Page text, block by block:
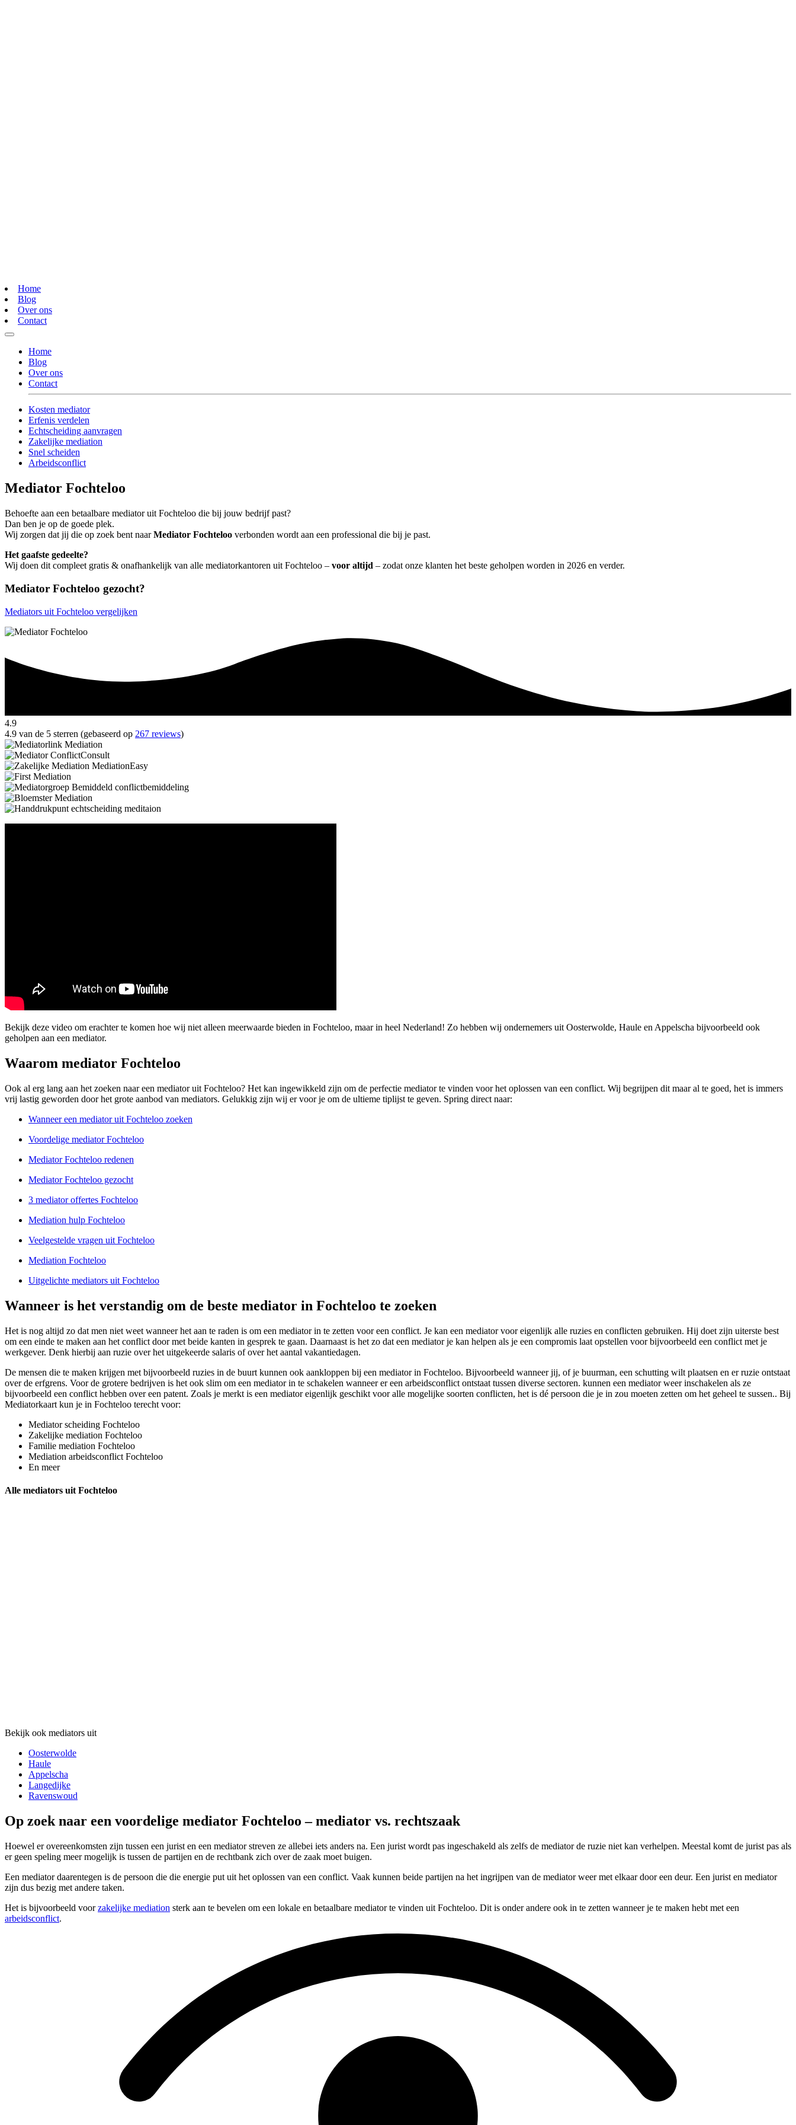
Home
Blog
Over ons
Contact
Home
Blog
Over ons
Contact
Kosten mediator
Erfenis verdelen
Echtscheiding aanvragen
Zakelijke mediation
Snel scheiden
Arbeidsconflict
Mediator Fochteloo
Behoefte aan een betaalbare mediator uit Fochteloo die bij jouw bedrijf past?
Dan ben je op de goede plek.
Wij zorgen dat jij die op zoek bent naarMediator Fochteloo verbonden wordt aan een professional die bij je past.
Het gaafste gedeelte?
Wij doen dit compleet gratis & onafhankelijk van alle mediatorkantoren uit Fochteloo – voor altijd – zodat onze klanten het beste geholpen worden in 2026 en verder.
Mediator Fochteloo gezocht?
Mediators uit Fochteloo vergelijken
4.9
4.9 van de 5 sterren (gebaseerd op 267 reviews)
Bekijk deze video om erachter te komen hoe wij niet alleen meerwaarde bieden in Fochteloo, maar in heel Nederland! Zo hebben wij ondernemers uit Oosterwolde, Haule en Appelscha bijvoorbeeld ook
geholpen aan een mediator.
Waarom mediator Fochteloo
Ook al erg lang aan het zoeken naar een mediator uit Fochteloo? Het kan ingewikkeld zijn om de perfectie mediator te vinden voor het oplossen van een conflict. Wij begrijpen dit maar al te goed, het is immers
vrij lastig geworden door het grote aanbod van mediators. Gelukkig zijn wij er voor je om de ultieme tiplijst te geven. Spring direct naar:
Wanneer een mediator uit Fochteloo zoeken
Voordelige mediator Fochteloo
Mediator Fochteloo redenen
Mediator Fochteloo gezocht
3 mediator offertes Fochteloo
Mediation hulp Fochteloo
Veelgestelde vragen uit Fochteloo
Mediation Fochteloo
Uitgelichte mediators uit Fochteloo
Wanneer is het verstandig om de beste mediator in Fochteloo te zoeken
Het is nog altijd zo dat men niet weet wanneer het aan te raden is om een mediator in te zetten voor een conflict. Je kan een mediator voor eigenlijk alle ruzies en conflicten gebruiken. Hij doet zijn uiterste best
om een einde te maken aan het conflict door met beide kanten in gesprek te gaan. Daarnaast is het zo dat een mediator je kan helpen als je een compromis laat opstellen voor bijvoorbeeld een conflict met je
werkgever. Denk hierbij aan ruzie over het uitgekeerde salaris of over het aantal vakantiedagen.
De mensen die te maken krijgen met bijvoorbeeld ruzies in de buurt kunnen ook aankloppen bij een mediator in Fochteloo. Bijvoorbeeld wanneer jij, of je buurman, een schutting wilt plaatsen en er ruzie ontstaat
over de erfgrens. Voor de grotere bedrijven is het ook slim om een mediator in te schakelen wanneer er een arbeidsconflict ontstaat tussen diverse sectoren. kunnen een mediator weer inschakelen als ze
bijvoorbeeld een conflict hebben over een patent. Zoals je merkt is een mediator eigenlijk geschikt voor alle mogelijke soorten conflicten, het is dé persoon die je in zou moeten zetten om het geheel te sussen.. Bij
Mediatorkaart kun je in Fochteloo terecht voor:
Mediator scheiding Fochteloo
Zakelijke mediation Fochteloo
Familie mediation Fochteloo
Mediation arbeidsconflict Fochteloo
En meer
Alle mediators uit Fochteloo
Bekijk ook mediators uit
Oosterwolde
Haule
Appelscha
Langedijke
Ravenswoud
Op zoek naar een voordelige mediator Fochteloo – mediator vs. rechtszaak
Hoewel er overeenkomsten zijn tussen een jurist en een mediator streven ze allebei iets anders na. Een jurist wordt pas ingeschakeld als zelfs de mediator de ruzie niet kan verhelpen. Meestal komt de jurist pas als
er geen speling meer mogelijk is tussen de partijen en de rechtbank zich over de zaak moet buigen.
Een mediator daarentegen is de persoon die die energie put uit het oplossen van een conflict. Vaak kunnen beide partijen na het ingrijpen van de mediator weer met elkaar door een deur. Een jurist en mediator
zijn dus bezig met andere taken.
Het is bijvoorbeeld voorzakelijke mediation sterk aan te bevelen om een lokale en betaalbare mediator te vinden uit Fochteloo. Dit is onder andere ook in te zetten wanneer je te maken hebt met een
arbeidsconflict.